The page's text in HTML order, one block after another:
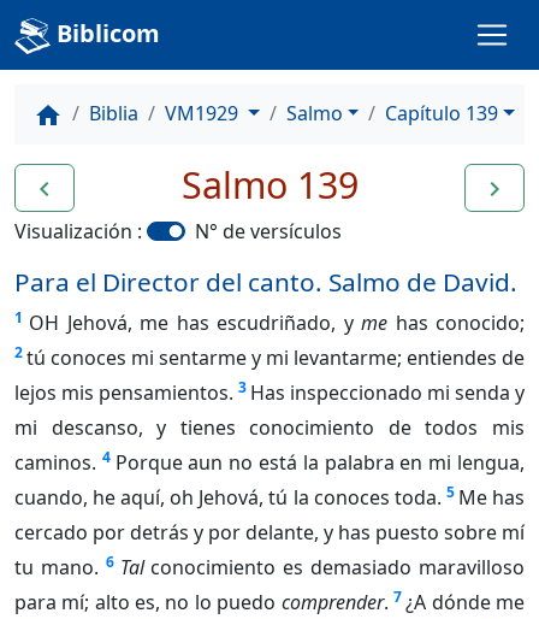
Biblicom
home Biblia VM1929 Salmo Capítulo 139
navigate_before navigate_next
Salmo 139
Visualización : N° de versículos
Para el Director del canto. Salmo de David.
1 OH Jehová, me has escudriñado, yme has conocido;
2tú conoces mi sentarme y mi levantarme; entiendes de
lejos mis pensamientos. 3 Has inspeccionado mi senda y
mi descanso, y tienes conocimiento de todos mis
caminos. 4 Porque aun no está la palabra en mi lengua,
cuando, he aquí, oh Jehová, tú la conoces toda. 5 Me has
cercado por detrás y por delante, y has puesto sobre mí
tu mano. 6 Talconocimiento es demasiado maravilloso
para mí; alto es, no lo puedo comprender. 7¿A dónde me